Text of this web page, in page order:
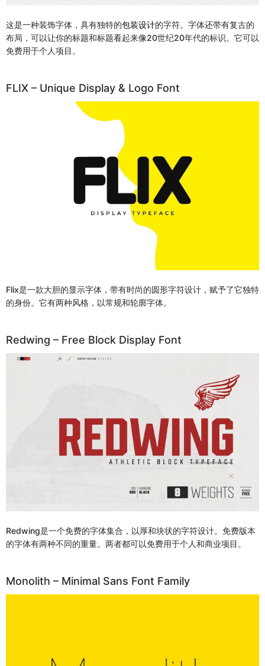
这是一种装饰字体，具有独特的包装设计的字符。字体还带有复古的
布局，可以让你的标题和标题看起来像20世纪20年代的标识。它可以
免费用于个人项目。
FLIX – Unique Display & Logo Font
Flix是一款大胆的显示字体，带有时尚的圆形字符设计，赋予了它独特
的身份。它有两种风格，以常规和轮廓字体。
Redwing – Free Block Display Font
Redwing是一个免费的字体集合，以厚和块状的字符设计。免费版本
的字体有两种不同的重量。两者都可以免费用于个人和商业项目。
Monolith – Minimal Sans Font Family